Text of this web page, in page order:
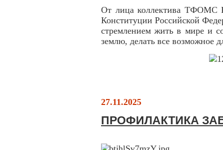
От лица коллектива ТФОМС
Конституции Российской
стремлением жить в мире и
землю, делать все возможное
27.11.2025
ПРОФИЛАКТИКА